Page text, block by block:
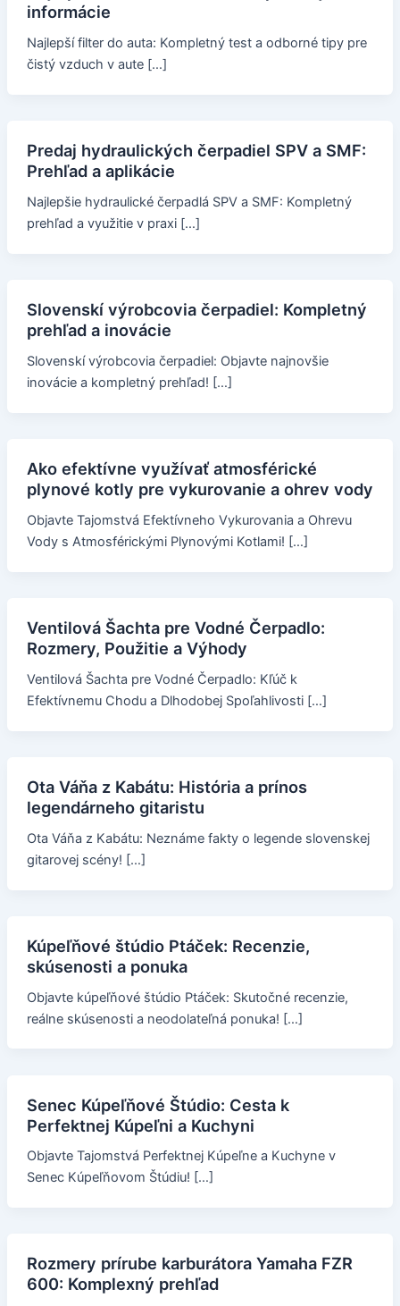
informácie
Najlepší filter do auta: Kompletný test a odborné tipy pre
čistý vzduch v aute […]
Predaj hydraulických čerpadiel SPV a SMF:
Prehľad a aplikácie
Najlepšie hydraulické čerpadlá SPV a SMF: Kompletný
prehľad a využitie v praxi […]
Slovenskí výrobcovia čerpadiel: Kompletný
prehľad a inovácie
Slovenskí výrobcovia čerpadiel: Objavte najnovšie
inovácie a kompletný prehľad! […]
Ako efektívne využívať atmosférické
plynové kotly pre vykurovanie a ohrev vody
Objavte Tajomstvá Efektívneho Vykurovania a Ohrevu
Vody s Atmosférickými Plynovými Kotlami! […]
Ventilová Šachta pre Vodné Čerpadlo:
Rozmery, Použitie a Výhody
Ventilová Šachta pre Vodné Čerpadlo: Kľúč k
Efektívnemu Chodu a Dlhodobej Spoľahlivosti […]
Ota Váňa z Kabátu: História a prínos
legendárneho gitaristu
Ota Váňa z Kabátu: Neznáme fakty o legende slovenskej
gitarovej scény! […]
Kúpeľňové štúdio Ptáček: Recenzie,
skúsenosti a ponuka
Objavte kúpeľňové štúdio Ptáček: Skutočné recenzie,
reálne skúsenosti a neodolateľná ponuka! […]
Senec Kúpeľňové Štúdio: Cesta k
Perfektnej Kúpeľni a Kuchyni
Objavte Tajomstvá Perfektnej Kúpeľne a Kuchyne v
Senec Kúpeľňovom Štúdiu! […]
Rozmery prírube karburátora Yamaha FZR
600: Komplexný prehľad